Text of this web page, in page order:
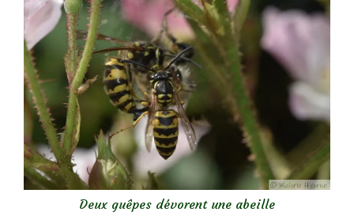
Deux guêpes dévorent une abeille